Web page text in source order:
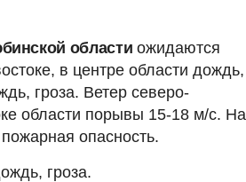
области ожидаются
в центре области дождь,
гроза. Ветер северо-
области порывы 15-18 м/с. На
опасность.
гроза.